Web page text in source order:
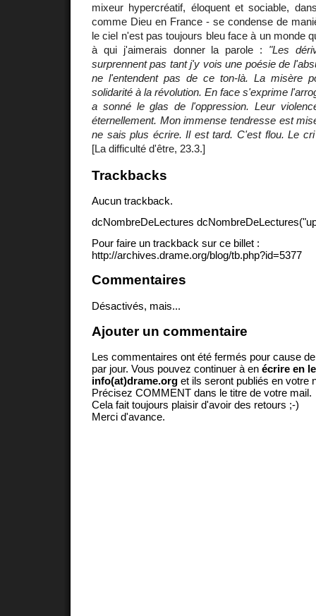
mixeur hypercréatif, éloquent et sociable,
comme Dieu en France - se condense de
le ciel n'est pas toujours bleu face à un monde
à qui j'aimerais donner la parole : "Les
surprennent pas tant j'y vois une poésie de
ne l'entendent pas de ce ton-là. La misère
solidarité à la révolution. En face s'exprime
a sonné le glas de l'oppression. Leur
éternellement. Mon immense tendresse est
ne sais plus écrire. Il est tard. C'est flou. Le
[La difficulté d'être, 23.3.]
Trackbacks
Aucun trackback.
dcNombreDeLectures
Pour faire un trackback sur ce billet :
http://archives.drame.org/blog/tb.php?id=5377
Commentaires
Désactivés, mais...
Ajouter un commentaire
Les commentaires ont été fermés pour cause
par jour. Vous pouvez continuer à en écrire en
info(at)drame.org et ils seront publiés en votre
Précisez COMMENT dans le titre de votre mail.
Cela fait toujours plaisir d'avoir des retours ;-)
Merci d'avance.